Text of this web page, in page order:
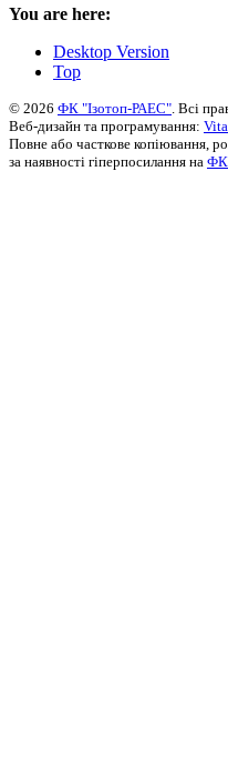
You are here:
Desktop Version
Top
© 2026 ФК "Ізотоп-РАЕС" . Всі
Веб-дизайн та програмування:
Повне або часткове копіювання,
за наявності гіперпосилання на ФК